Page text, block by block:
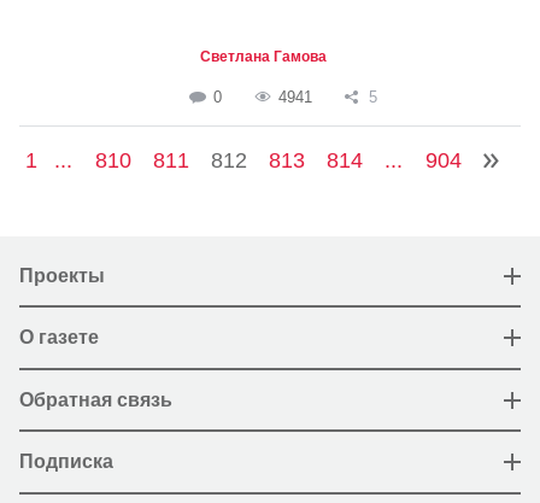
Светлана Гамова
0 4941 5
1 ... 810 811 812 813 814 ... 904
Проекты
О газете
Обратная связь
Подписка